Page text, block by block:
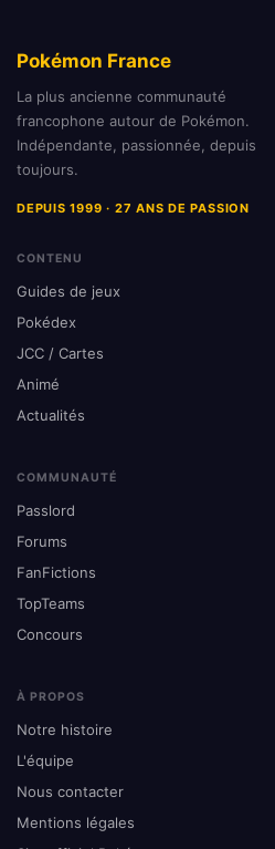
Pokémon France
La plus ancienne communauté
francophone autour de Pokémon.
Indépendante, passionnée, depuis
toujours.
DEPUIS 1999 · 27 ANS DE PASSION
CONTENU
Guides de jeux
Pokédex
JCC / Cartes
Animé
Actualités
COMMUNAUTÉ
Passlord
Forums
FanFictions
TopTeams
Concours
À PROPOS
Notre histoire
L'équipe
Nous contacter
Mentions légales